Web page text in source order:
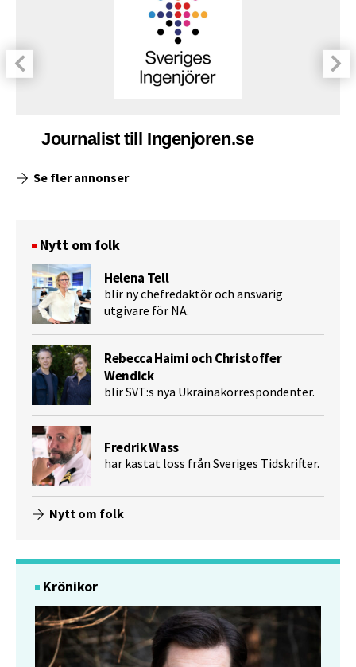
Journalist till Ingenjoren.se
Se fler annonser
Nytt om folk
Helena Tell
blir ny chefredaktör och ansvarig
utgivare för NA.
Rebecca Haimi och Christoffer
Wendick
blir SVT:s nya Ukrainakorrespondenter.
Fredrik Wass
har kastat loss från Sveriges Tidskrifter.
Nytt om folk
Krönikor